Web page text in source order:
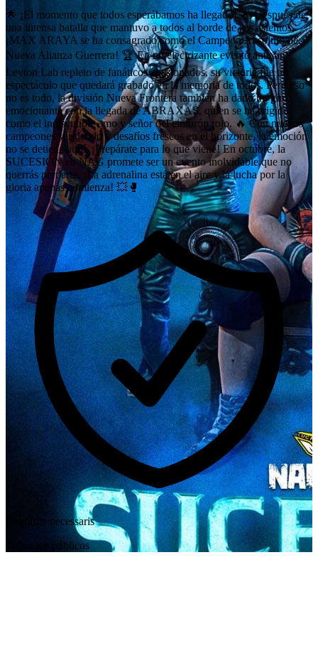
🌟 ¡El momento que todos esperábamos ha llegado! 🌟 Después de
una intensa batalla que mantuvo a todos al borde de sus asientos,
¡MAX ARAYA se ha consagrado como el Campeón Absoluto de
Nueva Alianza Guerrera! 🏆 En un electrizante evento ante un
Leyton Lab repleto de fanáticos apasionados, su victoria fue un
espectáculo que quedará grabado en la memoria de todos. Pero eso
no es todo, la división Nueva Frontera también ha dado un giro
emocionante con la llegada de ABRAXAS, quien se ha erigido
como el indiscutible amo y señor del cinturón rojo. 🔥 Con nuevos
campeones surgiendo y desafíos frescos en el horizonte, la emoción
no se detiene aquí. ¡Prepárate para lo que viene! En octubre, la
SUCESIÓN en NAG promete ser un evento inolvidable que no
querrás perderte. ¡La adrenalina está en el aire y la lucha por la
gloria apenas comienza! 💥🥊
Requisits necessaris
Todos los públicos